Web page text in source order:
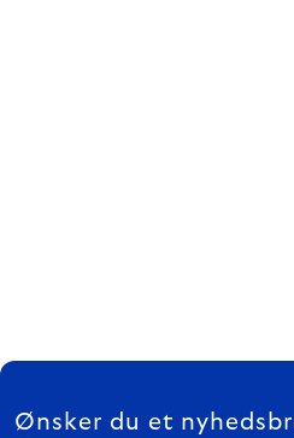
FOOTER
Ønsker du et